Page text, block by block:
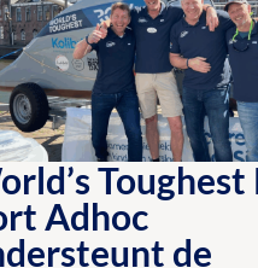
Toughest
Adhoc
de